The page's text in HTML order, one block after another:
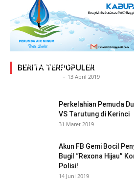
BERITA TERPOPULER
Adegan Ranjang Dua Kadis,
Sosial, Sang Istri Miliki Bukti
- 13 April 2019
Perkelahian Pemuda
VS Tarutung di Kerinci
31 Maret 2019
Akun FB Gemi Bocil
Bugil “Rexona Hijau”
Polisi!
14 Juni 2019